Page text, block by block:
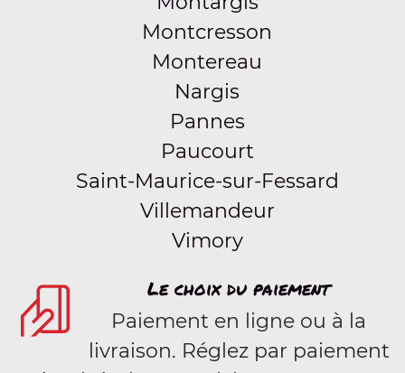
Montcresson
Montereau
Nargis
Pannes
Paucourt
Saint-Maurice-sur-Fessard
Villemandeur
Vimory
Le choix du paiement
Paiement en ligne ou à la
livraison. Réglez par paiement